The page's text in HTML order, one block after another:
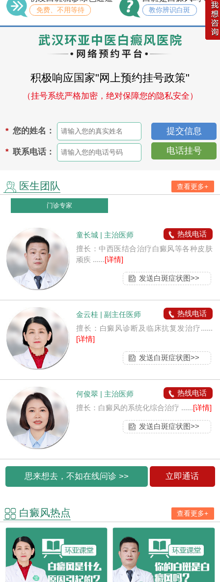
免费、不用等待 教你辨识白斑
积极响应国家"网上预约挂号政策"
（挂号系统严格加密，绝对保障您的隐私安全）
* 您的姓名：
* 联系电话： 电话挂号
医生团队 查看更多+
门诊专家
童长城 | 主治医师
热线电话
擅长：中西医结合治疗白癜风等各种皮肤
顽疾 ......[详情]
发送白斑症状图>>
金云桂 | 副主任医师
热线电话
擅长：白癜风诊断及临床抗复发治疗......
[详情]
发送白斑症状图>>
何俊翠 | 主治医师
热线电话
擅长：白癜风的系统化综合治疗 ......[详情]
发送白斑症状图>>
思来想去，不如在线问诊 >> 立即通话
白癜风热点 查看更多+